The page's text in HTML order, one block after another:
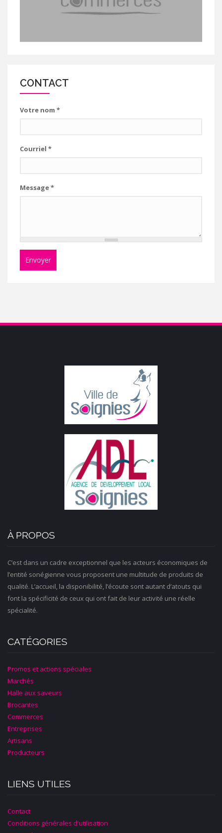
CONTACT
Votre nom *
Courriel *
Message*
Envoyer
À PROPOS
C’est dans un cadre exceptionnel que les acteurs économiques de
l’entité sonégienne vous proposent une multitude de produits de
qualité. L’accueil, la disponibilité, l’écoute sont autant d’atouts qui
font la spécificité de ceux qui ont fait de leur activité une réelle
spécialité.
CATÉGORIES
Promos et actions spéciales
Marchés
Halle aux saveurs
Brocantes
Commerces
Entreprises
Artisans
Producteurs
LIENS UTILES
Contact
Conditions générales d'utilisation